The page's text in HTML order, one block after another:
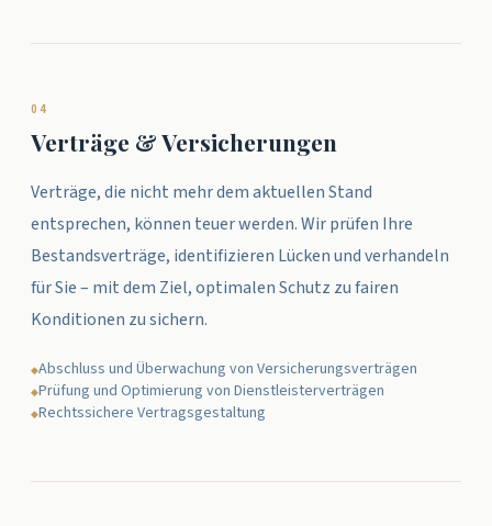
04
Verträge & Versicherungen
Verträge, die nicht mehr dem aktuellen Stand
entsprechen, können teuer werden. Wir prüfen Ihre
Bestands­verträge, identifizieren Lücken und verhandeln
für Sie – mit dem Ziel, optimalen Schutz zu fairen
Konditionen zu sichern.
◆Abschluss und Überwachung von Versicherungsverträgen
◆Prüfung und Optimierung von Dienstleisterverträgen
◆Rechtssichere Vertragsgestaltung